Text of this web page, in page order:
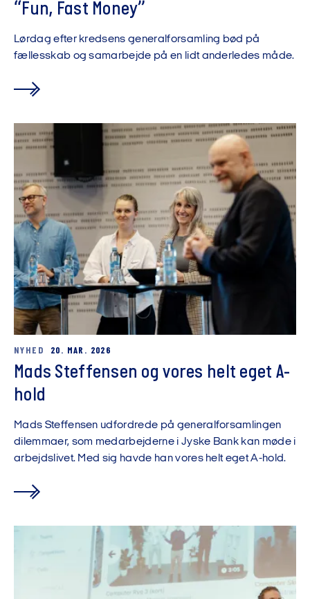
“Fun, Fast Money”
Lørdag efter kredsens generalforsamling bød på
fællesskab og samarbejde på en lidt anderledes måde.
NYHED 20. MAR. 2026
Mads Steffensen og vores helt eget A-
hold
Mads Steffensen udfordrede på generalforsamlingen
dilemmaer, som medarbejderne i Jyske Bank kan møde i
arbejdslivet. Med sig havde han vores helt eget A-hold.